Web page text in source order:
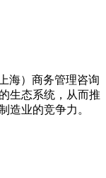
海）商务管理咨询
生态系统，从而推
造业的竞争力。